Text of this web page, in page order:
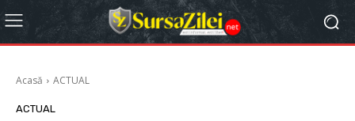
Acasă ACTUAL
ACTUAL